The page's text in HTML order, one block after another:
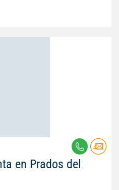
en Prados del